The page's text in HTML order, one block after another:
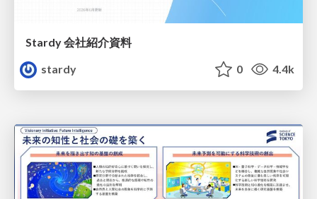
Stardy 会社紹介資料
stardy
0 4.4k